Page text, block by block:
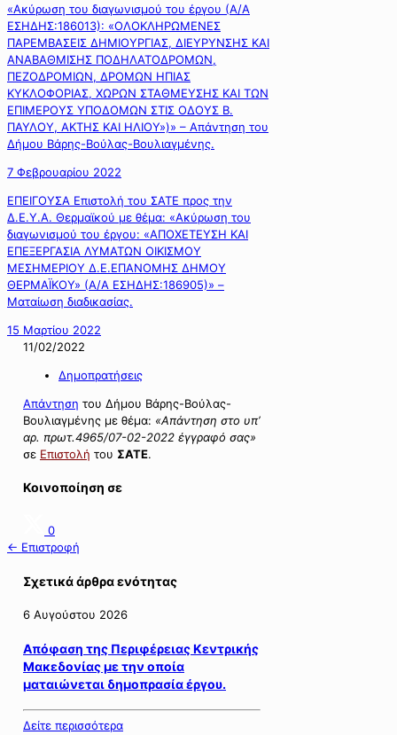
«Ακύρωση του διαγωνισμού του έργου (Α/Α
ΕΣΗΔΗΣ:186013): «ΟΛΟΚΛΗΡΩΜΕΝΕΣ
ΠΑΡΕΜΒΑΣΕΙΣ ΔΗΜΙΟΥΡΓΙΑΣ, ΔΙΕΥΡΥΝΣΗΣ ΚΑΙ
ΑΝΑΒΑΘΜΙΣΗΣ ΠΟΔΗΛΑΤΟΔΡΟΜΩΝ,
ΠΕΖΟΔΡΟΜΙΩΝ, ΔΡΟΜΩΝ ΗΠΙΑΣ
ΚΥΚΛΟΦΟΡΙΑΣ, ΧΩΡΩΝ ΣΤΑΘΜΕΥΣΗΣ ΚΑΙ ΤΩΝ
ΕΠΙΜΕΡΟΥΣ ΥΠΟΔΟΜΩΝ ΣΤΙΣ ΟΔΟΥΣ Β.
ΠΑΥΛΟΥ, ΑΚΤΗΣ ΚΑΙ ΗΛΙΟΥ»)» – Απάντηση του
Δήμου Βάρης-Βούλας-Βουλιαγμένης.
7 Φεβρουαρίου 2022
ΕΠΕΙΓΟΥΣΑ Επιστολή του ΣΑΤΕ προς την
Δ.Ε.Υ.Α. Θερμαϊκού με θέμα: «Ακύρωση του
διαγωνισμού του έργου: «ΑΠΟΧΕΤΕΥΣΗ ΚΑΙ
ΕΠΕΞΕΡΓΑΣΙΑ ΛΥΜΑΤΩΝ ΟΙΚΙΣΜΟΥ
ΜΕΣΗΜΕΡΙΟΥ Δ.Ε.ΕΠΑΝΟΜΗΣ ΔΗΜΟΥ
ΘΕΡΜΑΪΚΟΥ» (Α/Α ΕΣΗΔΗΣ:186905)» –
Ματαίωση διαδικασίας.
15 Μαρτίου 2022
11/02/2022
Δημοπρατήσεις
Απάντηση του Δήμου Βάρης-Βούλας-
Βουλιαγμένης με θέμα: «Απάντηση στο υπ’
αρ. πρωτ.4965/07-02-2022 έγγραφό σας»
σε Επιστολή του ΣΑΤΕ.
Κοινοποίηση σε
0
← Επιστροφή
Σχετικά άρθρα ενότητας
6 Αυγούστου 2026
Απόφαση της Περιφέρειας Κεντρικής
Μακεδονίας με την οποία
ματαιώνεται δημοπρασία έργου.
Δείτε περισσότερα